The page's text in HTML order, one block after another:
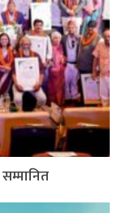
सम्मानित